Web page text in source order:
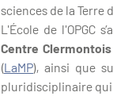
sciences de la Terre
L'École de l'OPGC
Centre
(LaMP), ainsi que
pluridisciplinaire qui